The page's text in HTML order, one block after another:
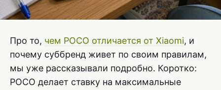
Про то, чем POCO отличается от Xiaomi, и
почему суббренд живет по своим правилам,
мы уже рассказывали подробно. Коротко:
POCO делает ставку на максимальные